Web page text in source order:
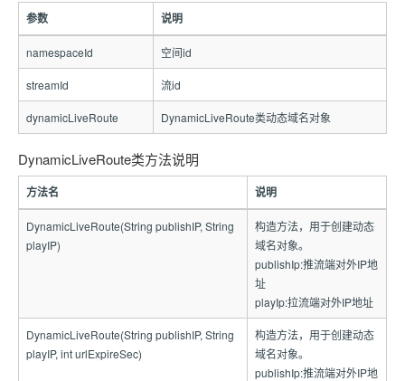
参数 说明
namespaceId 空间id
streamId 流id
dynamicLiveRoute DynamicLiveRoute类动态域名对象
DynamicLiveRoute类方法说明
方法名 说明
DynamicLiveRoute(String publishIP, String
playIP)
构造方法，用于创建动态
域名对象。
publishIp:推流端对外IP地
址
playIp:拉流端对外IP地址
DynamicLiveRoute(String publishIP, String
playIP, int urlExpireSec)
构造方法，用于创建动态
域名对象。
publishIp:推流端对外IP地